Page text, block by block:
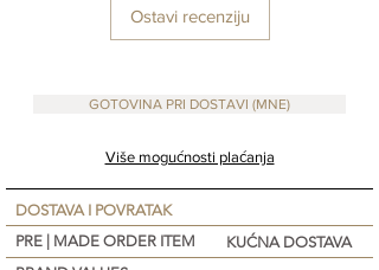
Ostavi recenziju
GOTOVINA PRI DOSTAVI (MNE)
Više mogućnosti plaćanja
DOSTAVA I POVRATAK
PRE | MADE ORDER ITEM
KUĆNA DOSTAVA